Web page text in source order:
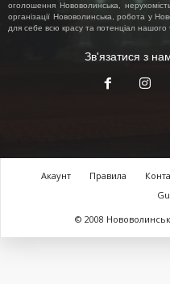
оголошення Нововолинська,
організації Нововолинська, робота у
для себе всю красу та потенціал нашого
Зв'язатися з
Акаунт Правила
© 2008